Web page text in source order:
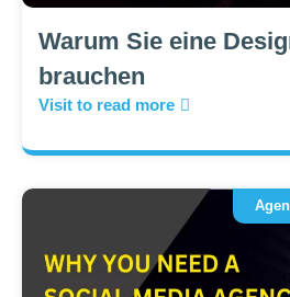
Warum Sie eine
brauchen
Visit to read more